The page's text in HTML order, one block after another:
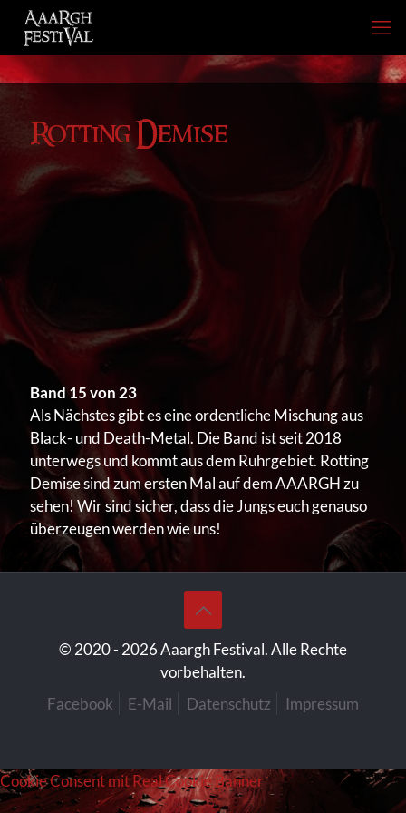
Rotting Demise
Band 15 von 23
Als Nächstes gibt es eine ordentliche Mischung aus
Black- und Death-Metal. Die Band ist seit 2018
unterwegs und kommt aus dem Ruhrgebiet. Rotting
Demise sind zum ersten Mal auf dem AAARGH zu
sehen! Wir sind sicher, dass die Jungs euch genauso
überzeugen werden wie uns!
© 2020 - 2026 Aaargh Festival. Alle Rechte
vorbehalten.
Facebook
E-Mail Datenschutz Impressum
Cookie Consent mit Real Cookie Banner